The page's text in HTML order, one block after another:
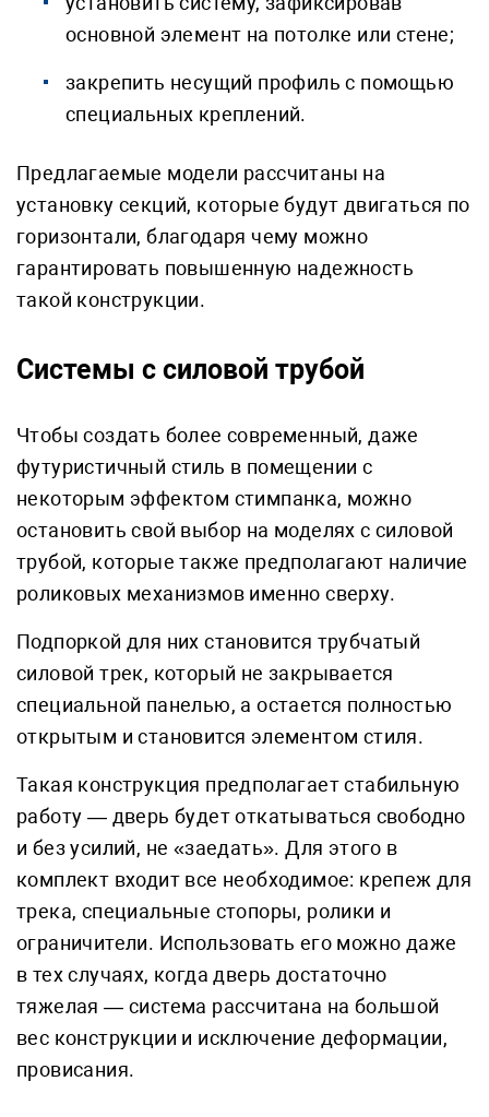
основной элемент на потолке или стене;
закрепить несущий профиль с помощью
специальных креплений.
Предлагаемые модели рассчитаны на
установку секций, которые будут двигаться по
горизонтали, благодаря чему можно
гарантировать повышенную надежность
такой конструкции.
Системы с силовой трубой
Чтобы создать более современный, даже
футуристичный стиль в помещении с
некоторым эффектом стимпанка, можно
остановить свой выбор на моделях с силовой
трубой, которые также предполагают наличие
роликовых механизмов именно сверху.
Подпоркой для них становится трубчатый
силовой трек, который не закрывается
специальной панелью, а остается полностью
открытым и становится элементом стиля.
Такая конструкция предполагает стабильную
работу — дверь будет откатываться свободно
и без усилий, не «заедать». Для этого в
комплект входит все необходимое: крепеж для
трека, специальные стопоры, ролики и
ограничители. Использовать его можно даже
в тех случаях, когда дверь достаточно
тяжелая — система рассчитана на большой
вес конструкции и исключение деформации,
провисания.